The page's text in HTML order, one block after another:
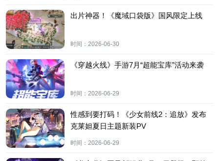
出片神器！《魔域口袋版》国风限定上线
时间： 2026-06-30
《穿越火线》手游7月“超能宝库”活动来袭
时间： 2026-06-29
性感到要打码！《少女前线2：追放》发布
克莱妲夏日主题新装PV
时间： 2026-06-29